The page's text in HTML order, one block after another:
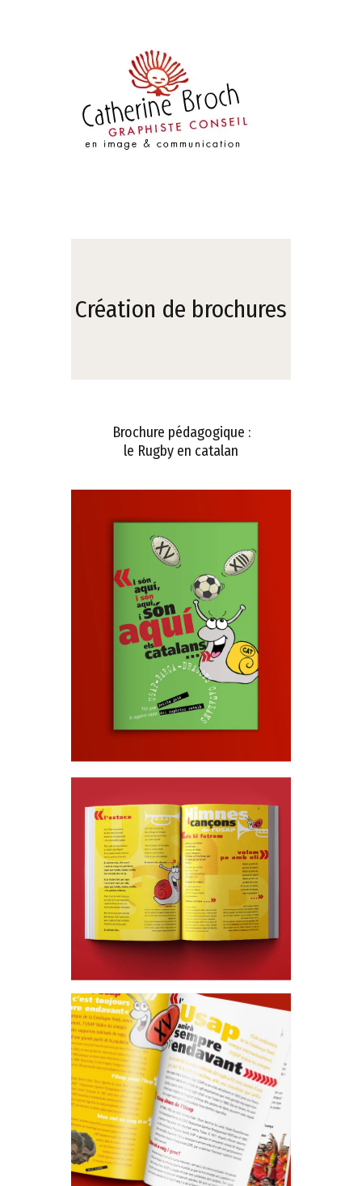
Création de brochures
Brochure pédagogique :
le Rugby en catalan